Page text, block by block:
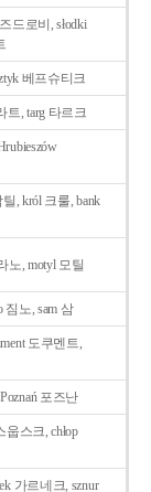
드로비, słodki
베프슈티크
트, targ 타르크
, król 크룰, bank
노, motyl 모틸
짐노, sam 삼
도쿠멘트,
포즈난
웁스크, chłop
가르네크, sznur